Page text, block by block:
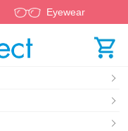
Eyewear